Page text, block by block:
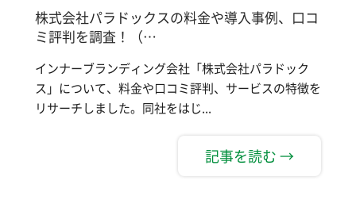
株式会社パラドックスの料金や導入事例、口コ
ミ評判を調査！（…
インナーブランディング会社「株式会社パラドック
ス」について、料金や口コミ評判、サービスの特徴を
リサーチしました。同社をはじ...
記事を読む →